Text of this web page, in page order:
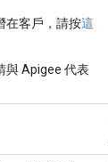
在客戶，請按這
與 Apigee 代表